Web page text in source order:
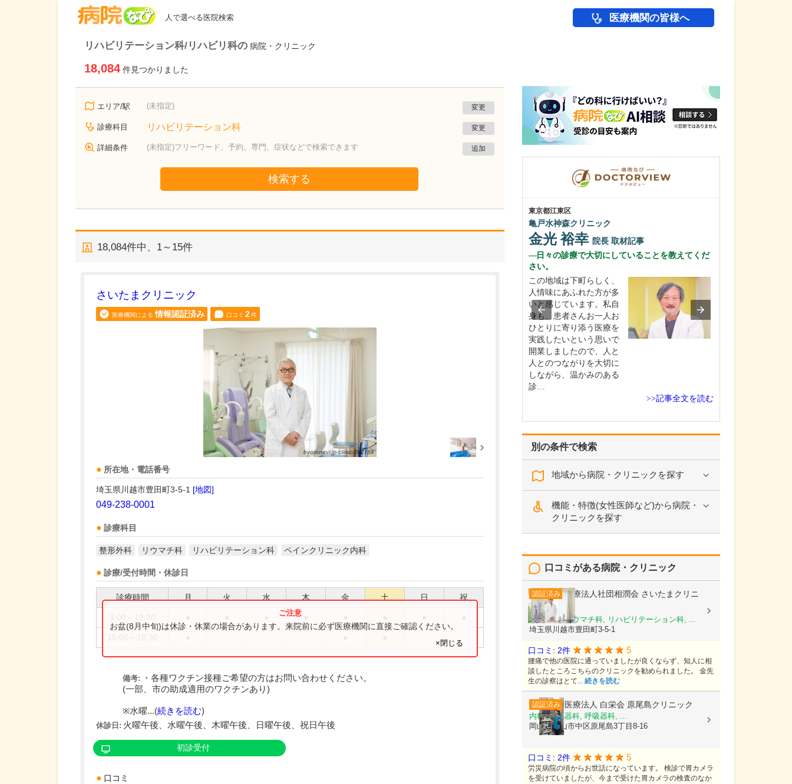
人で選べる医院検索 医療機関の皆様へ
リハビリテーション科/リハビリ科の 病院・クリニック
18,084 件見つかりました
エリア/駅 (未指定) 変更
診療科目 リハビリテーション科 変更
詳細条件 (未指定)フリーワード、予約、専門、症状などで検索できます 追加
検索する
18,084件中、 1～15件
さいたまクリニック
医療機関による 情報認証済み 口コミ 2件
所在地・電話番号
埼玉県川越市豊田町3-5-1 [地図]
049-238-0001
診療科目
整形外科 リウマチ科 リハビリテーション科 ペインクリニック内科
診療/受付時間・休診日
診療時間 月 火 水 木 金 土 日 祝
お盆(8月中旬)は休診・休業の場合があります。来院前に必ず医療機関に直接ご確認ください。
×閉じる
備考:
・各種ワクチン接種ご希望の方はお問い合わせください。
(一部、市の助成適用のワクチンあり)
※水曜...(続きを読む)
休診日: 火曜午後、水曜午後、木曜午後、日曜午後、祝日午後
初診受付
口コミ
別の条件で検索
地域から病院・クリニックを探す
機能・特徴(女性医師など)から病院・
クリニックを探す
口コミがある病院・クリニック
認証済み 医療法人社団相潤会 さいたまクリニ
ック
整形外科, リウマチ科, リハビリテーション科, ...
埼玉県川越市豊田町3-5-1
口コミ: 2件 5
腰痛で他の医院に通っていましたが良くならず、知人に相
談したところこちらのクリニックを勧められました。 金先
生の診察はとて... 続きを読む
認証済み 医療法人 白栄会 原尾島クリニック
内科, 消化器科, 呼吸器科, ...
岡山県岡山市中区原尾島3丁目8-16
口コミ: 2件 5
労災病院の頃からお世話になっています。 検診で胃カメラ
を受けていましたが、今まで受けた胃カメラの検査のなか
東京都豊島区
と考えています。どんな
小さなお悩みでも気軽に
東京都江東区
亀戸水神森クリニック
金光 裕幸 院長 取材記事
日々の診療で大切にしていることを教えてくだ
さい。
この地域は下町らしく、
人情味にあふれた方が多
いと感じています。私自
身も、患者さんお一人お
ひとりに寄り添う医療を
実践したいという思いで
開業しましたので、人と
人とのつながりを大切に
しながら、温かみのある
診…
>>記事全文を読む